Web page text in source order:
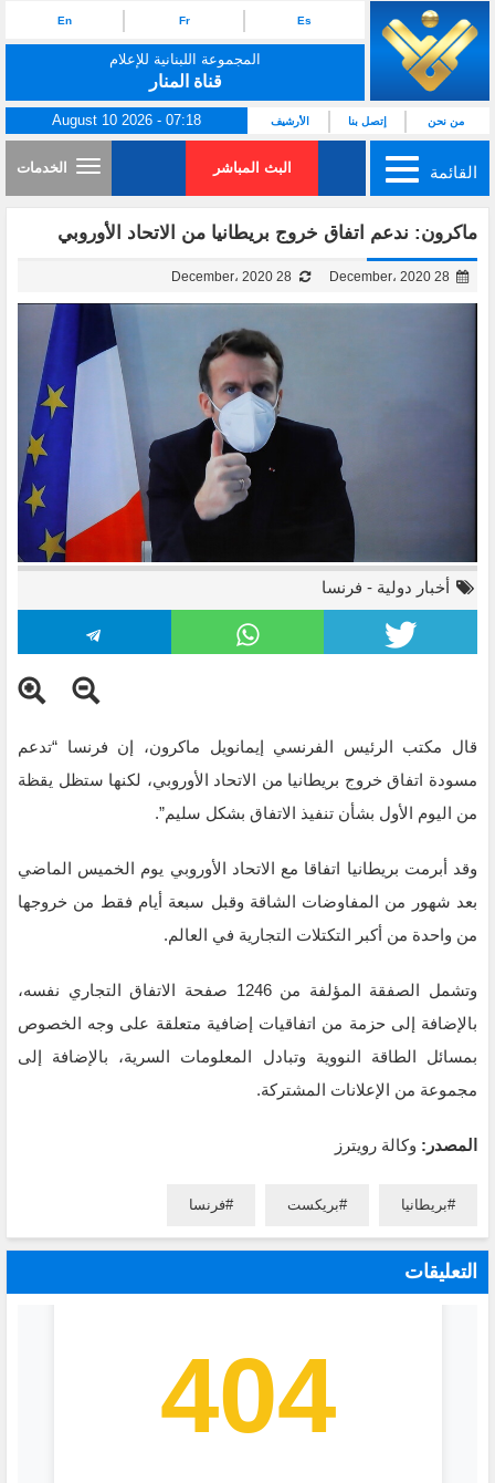
Es
Fr
En
المجموعة اللبنانية للإعلام
قناة المنار
من نحن إتصل بنا الأرشيف August 10 2026 - 07:18
القائمة البث المباشر الخدمات
ماكرون: ندعم اتفاق خروج بريطانيا من الاتحاد الأوروبي
أخبار دولية - فرنسا
قال مكتب الرئيس الفرنسي إيمانويل ماكرون، إن فرنسا “تدعم
مسودة اتفاق خروج بريطانيا من الاتحاد الأوروبي، لكنها ستظل يقظة
من اليوم الأول بشأن تنفيذ الاتفاق بشكل سليم”.
وقد أبرمت بريطانيا اتفاقا مع الاتحاد الأوروبي يوم الخميس الماضي
بعد شهور من المفاوضات الشاقة وقبل سبعة أيام فقط من خروجها
من واحدة من أكبر التكتلات التجارية في العالم.
وتشمل الصفقة المؤلفة من 1246 صفحة الاتفاق التجاري نفسه،
بالإضافة إلى حزمة من اتفاقيات إضافية متعلقة على وجه الخصوص
بمسائل الطاقة النووية وتبادل المعلومات السرية، بالإضافة إلى
مجموعة من الإعلانات المشتركة.
المصدر: وكالة رويترز
بريطانيا بريكست فرنسا
التعليقات